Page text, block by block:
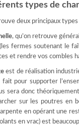
types de
deux principaux
, qu’on retrouve
fermes soutenant le
et rendre vos combles
est de réalisation
fait pour supporter
sera donc
sur les poutres en
en opérant une
en vrac) est